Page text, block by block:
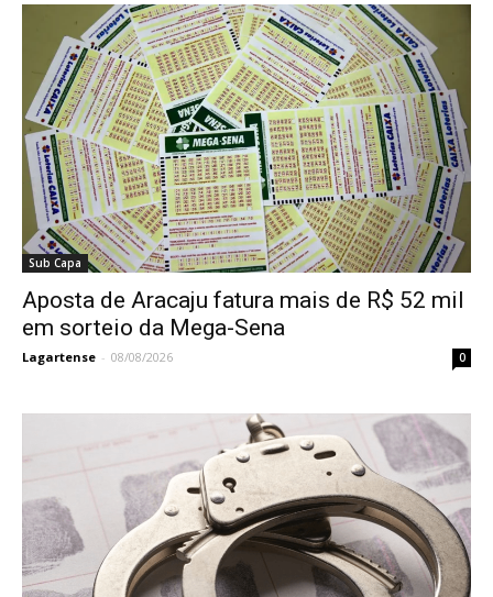
Sub Capa
Aposta de Aracaju fatura mais de R$ 52 mil
em sorteio da Mega-Sena
Lagartense - 08/08/2026 0